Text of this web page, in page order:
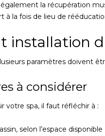
la récupération
à la fois de lieu de
installation
paramètres doivent
à considérer
votre spa, il faut réfléchir à :
selon l’espace disponible ;